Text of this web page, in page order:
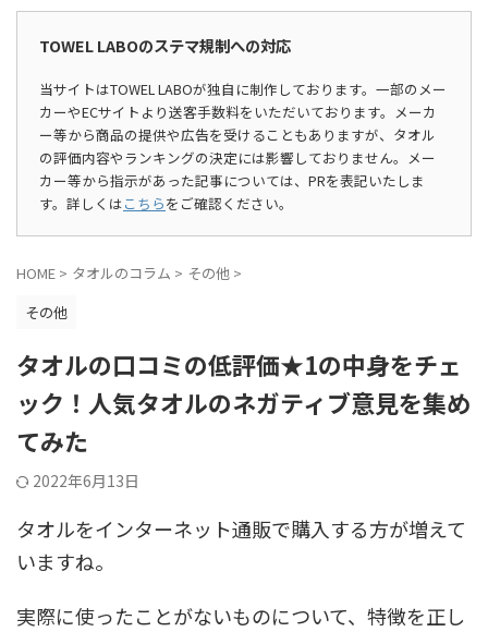
TOWEL LABOのステマ規制への対応
当サイトはTOWEL LABOが独自に制作しております。一部のメー
カーやECサイトより送客手数料をいただいております。メーカ
ー等から商品の提供や広告を受けることもありますが、タオル
の評価内容やランキングの決定には影響しておりません。メー
カー等から指示があった記事については、PRを表記いたしま
す。詳しくはこちらをご確認ください。
HOME > タオルのコラム > その他 >
その他
タオルの口コミの低評価★1の中身をチェ
ック！人気タオルのネガティブ意見を集め
てみた
2022年6月13日
タオルをインターネット通販で購入する方が増えて
いますね。
実際に使ったことがないものについて、特徴を正し